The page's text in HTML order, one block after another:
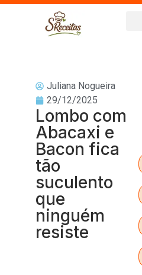
Juliana Nogueira
29/12/2025
Lombo com
Abacaxi e
Bacon fica
tão
suculento
que
ninguém
resiste